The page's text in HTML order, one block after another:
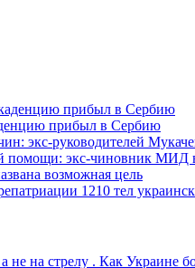
прибыл в Сербию
экс-руководителей
помощи: экс-чиновник
возможная цель
1210 тел